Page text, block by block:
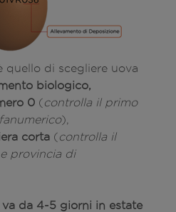
quello di scegliere uova
biologico,
0 (controlla il primo
),
corta (controlla il
provincia di
da 4-5 giorni in estate